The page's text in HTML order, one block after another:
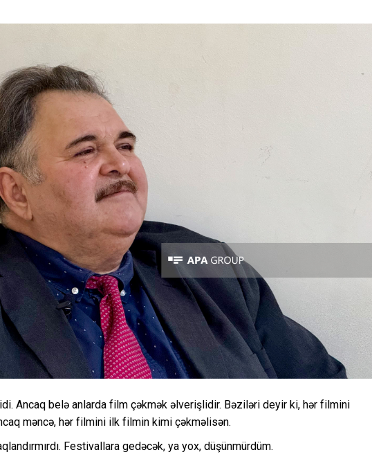
Ancaq belə anlarda film çəkmək əlverişlidir. Bəziləri deyir ki, hər filmini
məncə, hər filmini ilk filmin kimi çəkməlisən.
Festivallara gedəcək, ya yox, düşünmürdüm.